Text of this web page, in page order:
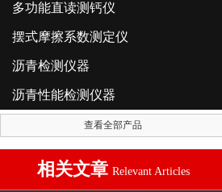
多功能直读测钙仪
摆式摩擦系数测定仪
沥青检测仪器
沥青性能检测仪器
查看全部产品
相关文章 Relevant Articles